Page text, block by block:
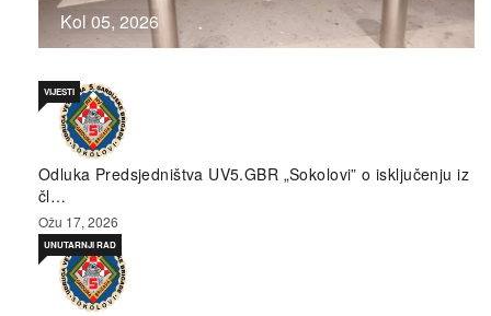
Kol 05, 2026
Odluka Predsjedništva UV5.GBR „Sokolovi” o isključenju iz
čl…
VIJESTI
Ožu 17, 2026
UNUTARNJI RAD